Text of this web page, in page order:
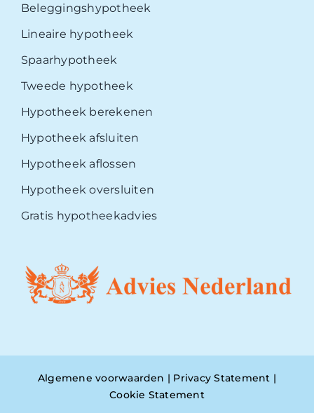
Beleggingshypotheek
Lineaire hypotheek
Spaarhypotheek
Tweede hypotheek
Hypotheek berekenen
Hypotheek afsluiten
Hypotheek aflossen
Hypotheek oversluiten
Gratis hypotheekadvies
Algemene voorwaarden | Privacy Statement |
Cookie Statement